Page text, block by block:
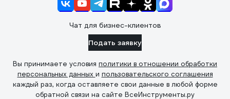
Чат для бизнес-клиентов
Подать заявку
Вы принимаете условия политики в отношении обработки
персональных данных и пользовательского соглашения
каждый раз, когда оставляете свои данные в любой форме
обратной связи на сайте ВсеИнструменты.ру